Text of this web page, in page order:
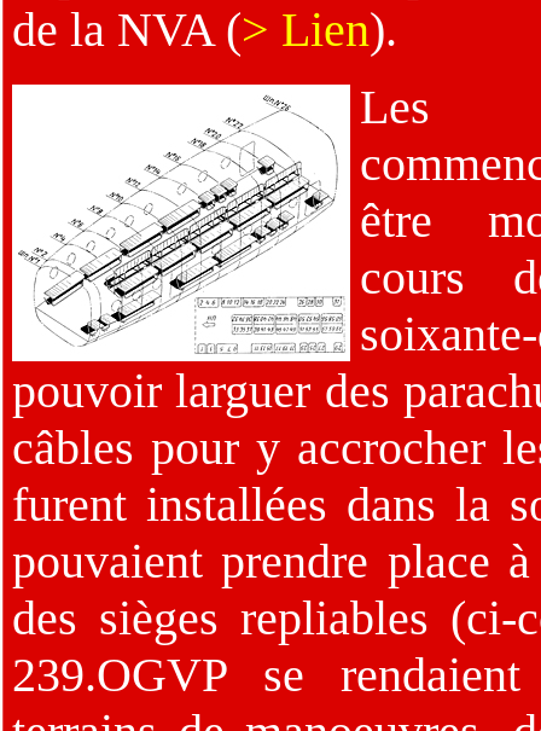
de la NVA (> Lien).
être
cours
pouvoir larguer des
câbles pour y accrocher
furent installées dans la
pouvaient prendre place
des sièges repliables
239.OGVP se